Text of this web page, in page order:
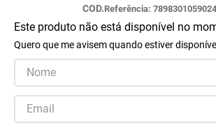
Referência: 7898301059024
Este produto não está disponível no
Quero que me avisem quando estiver disponível
cadeira rodas
4º
bota imobilizadora
5º
andador
cadeira rodas agile